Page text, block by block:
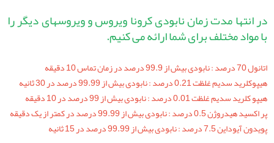
در انتها مدت زمان نابودی کرونا ویروس و ویروسهای دیگر را
با مواد مختلف برای شما ارائه می کنیم.
اتانول 70 درصد : نابودی بیش از 99.9 درصد در زمان تماس 10 دقیقه
هیپوکلرید سدیم غلظت 0.21 درصد : نابودی بیش از 99.99 درصد در 30 ثانیه
هیپو کلرید سدیم غلظت 0.01 درصد : نابودی بیش از 99 درصد در 10 دقیقه
پر اکسید هیدروژن 0.5 درصد : نابودی بیش از 99.99 درصد در کمتر از یک دقیقه
پویدون آیوداین 7.5 درصد : نابودی بیش از 99.99 درصد در 15 ثانیه